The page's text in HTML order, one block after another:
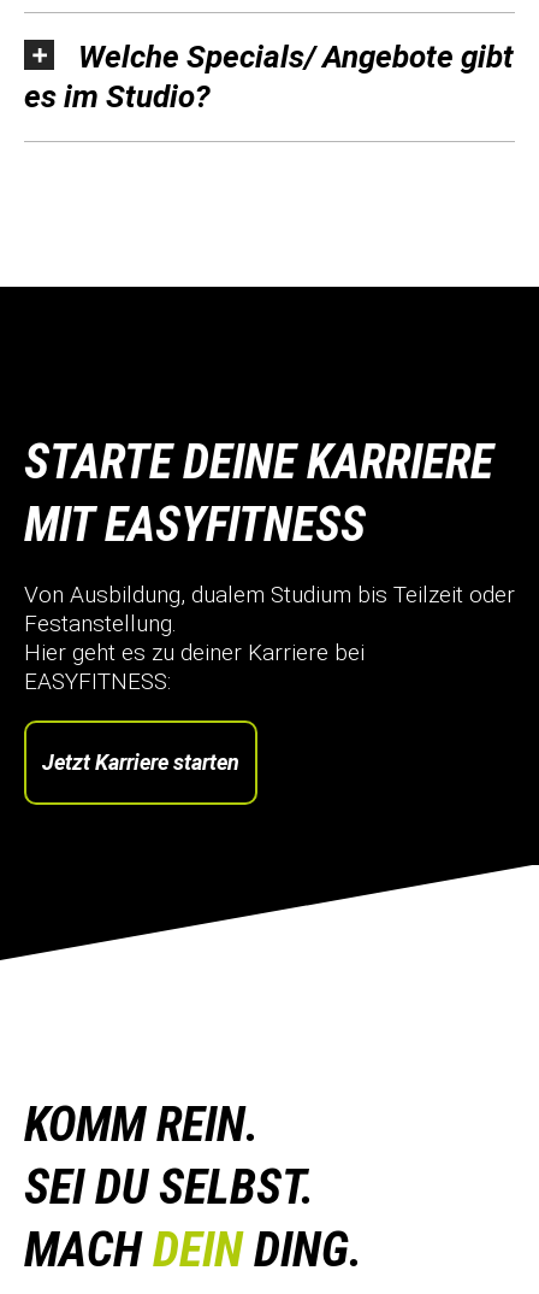
Welche Specials/ Angebote gibt
es im Studio?
STARTE DEINE KARRIERE
MIT EASYFITNESS
Von Ausbildung, dualem Studium bis Teilzeit oder
Festanstellung.
Hier geht es zu deiner Karriere bei
EASYFITNESS:
Jetzt Karriere starten
KOMM REIN.
SEI DU SELBST.
MACHDEINDING.